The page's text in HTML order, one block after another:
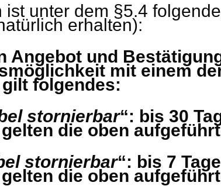
unter dem §5.4
erhalten):
Angebot und
mit einem
folgendes:
stornierbar“: bis 30
die oben
stornierbar“: bis 7
die oben